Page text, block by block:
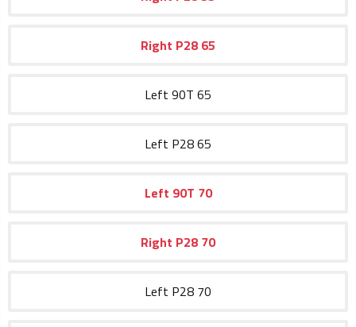
Right P28 65
Left 90T 65
Left P2865
Left 90T 70
Right P28 70
Left P28 70